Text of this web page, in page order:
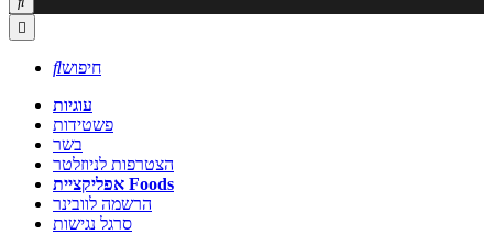

חיפוש
עוגיות
פשטידות
בשר
הצטרפות לניוזלטר
אפליקציית Foods
הרשמה לוובינר
סרגל נגישות